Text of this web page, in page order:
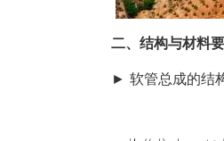
构与材料要
结构是由橡胶软管、软